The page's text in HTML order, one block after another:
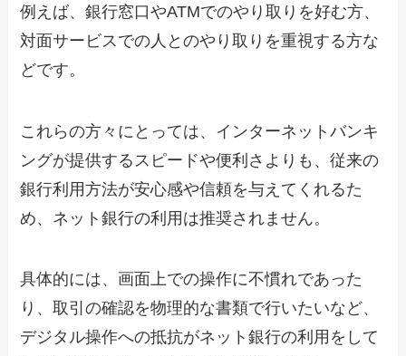
例えば、銀行窓口やATMでのやり取りを好む方、
対面サービスでの人とのやり取りを重視する方な
どです。
これらの方々にとっては、インターネットバンキ
ングが提供するスピードや便利さよりも、従来の
銀行利用方法が安心感や信頼を与えてくれるた
め、ネット銀行の利用は推奨されません。
具体的には、画面上での操作に不慣れであった
り、取引の確認を物理的な書類で行いたいなど、
デジタル操作への抵抗がネット銀行の利用をして